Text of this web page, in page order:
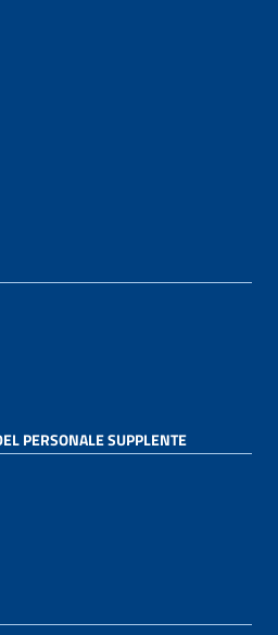
PERSONALE SUPPLENTE